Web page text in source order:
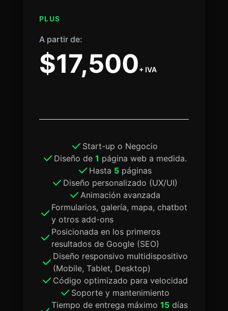
PLUS
A partir de:
$17,500+ IVA
Start-up o Negocio
Diseño de 1 página web a medida.
Hasta 5páginas
Diseño personalizado (UX/UI)
Animación avanzada
Formularios, galería, mapa, chatbot
y otros add-ons
Posicionada en los primeros
resultados de Google (SEO)
Diseño responsivo multidispositivo
(Mobile, Tablet, Desktop)
Código optimizado para velocidad
Soporte y mantenimiento
Tiempo de entrega máximo 15días